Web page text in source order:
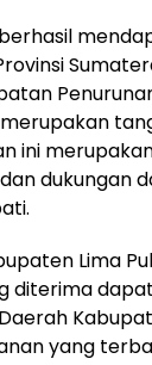
ini
dukungan
Lima
diterima
yang